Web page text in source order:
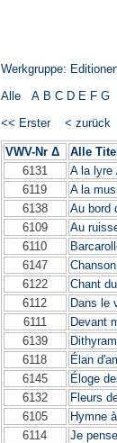
Werkgruppe:
Alle
A B C D E F G
<< Erster
< zurück
VWV-Nr Δ Alle
6131
A la lyre
6119
A la
6138
Au bord
6109
Au
6110
6147
6122
Chant
6112
Dans le
6111
Devant
6139
6118
Élan
6145
Éloge
6132
Fleurs
6105
Hymne
6114
Je